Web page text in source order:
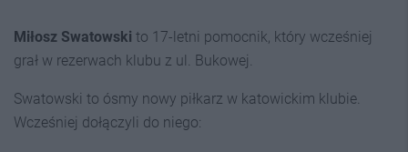
Miłosz Swatowski to 17-letni pomocnik, który wcześniej
grał w rezerwach klubu z ul. Bukowej.
Swatowski to ósmy nowy piłkarz w katowickim klubie.
Wcześniej dołączyli do niego: